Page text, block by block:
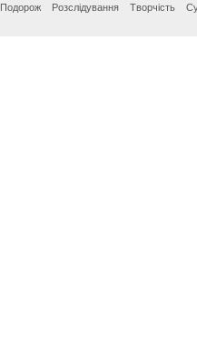
Подорож Розслідування Творчість